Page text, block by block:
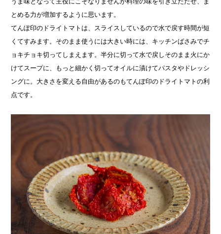
とめる力が増加するように思います。
てんぽ印のドライトマトは、スライスしているので水で戻す時間が短
くてすみます。そのまま使うには大きい時には、キッチンばさみでチ
ョキチョキ切ってしまえます。半分に切って水で戻しそのまま火にか
けてスープに、もっと細かく切ってオイルに漬けてパスタやドレッシ
ングに。大きさを変える自由があるのもてんぽ印のドライトマトの利
点です。